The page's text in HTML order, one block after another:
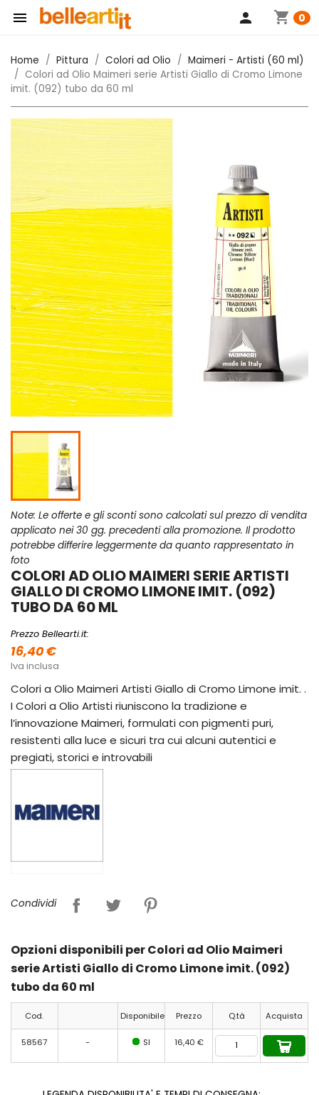
 shopping_cart 0
person
Home Pittura Colori ad Olio
Maimeri - Artisti (60 ml)
Colori ad Olio Maimeri serie Artisti Giallo di Cromo Limone
imit. (092) tubo da 60 ml
Note: Le offerte e gli sconti sono calcolati sul prezzo di vendita
applicato nei 30 gg. precedenti alla promozione. Il prodotto
potrebbe differire leggermente da quanto rappresentato in
foto
COLORI AD OLIO MAIMERI SERIE ARTISTI
GIALLO DI CROMO LIMONE IMIT. (092)
TUBO DA 60 ML
Prezzo Bellearti.it:
16,40 €
Iva inclusa
Colori a Olio Maimeri Artisti Giallo di Cromo Limone imit. .
I Colori a Olio Artisti riuniscono la tradizione e
l’innovazione Maimeri, formulati con pigmenti puri,
resistenti alla luce e sicuri tra cui alcuni autentici e
pregiati, storici e introvabili
Condividi
Opzioni disponibili per Colori ad Olio Maimeri
serie Artisti Giallo di Cromo Limone imit. (092)
tubo da 60 ml
Cod. Disponibile Prezzo Q.tà Acquista
58567 - SI 16,40 €